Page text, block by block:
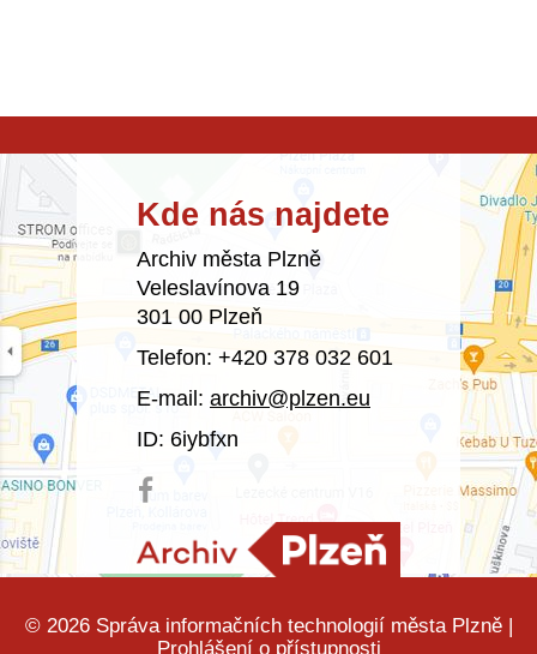
Kde nás najdete
Archiv města Plzně
Veleslavínova 19
301 00 Plzeň
Telefon: +420 378 032 601
E-mail: archiv@plzen.eu
ID: 6iybfxn
© 2026 Správa informačních technologií města Plzně|
Prohlášení o přístupnosti